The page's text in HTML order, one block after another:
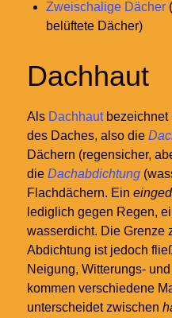
Zweischalige Dächer
belüftete Dächer)
Dachhaut
Als Dachhautbezeichnet
des Daches, also die
Dächern (regensicher,
die Dachabdichtung
Flachdächern. Ein
lediglich gegen Regen,
wasserdicht. Die Grenze
Abdichtung ist jedoch
Neigung, Witterungs-
kommen verschiedene
unterscheidet zwischen